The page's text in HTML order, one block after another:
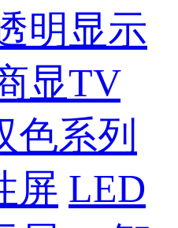
明显示
显TV
色系列
屏 LED